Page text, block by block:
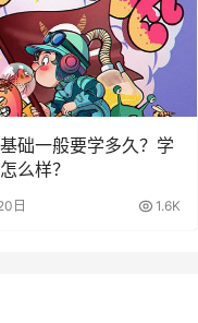
础一般要学多久？学
么样？
日 1.6K